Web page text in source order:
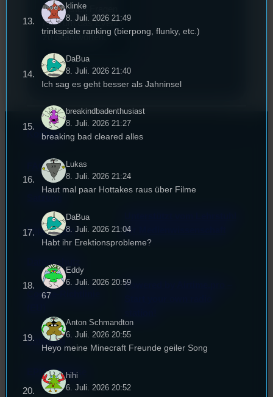
wichtigsten Fragen
rund um das Event
zu beantworten.
Kontakt
FAQ
Impressum
Datenschutz
Cookie-Richtlinie
Empfang
EPK & Presse
für Medienwissenschaft
Powered by Airtime.pro –
klinke
8. Juli. 2026 21:49
trinkspiele ranking (bierpong, flunky, etc.)
DaBua
8. Juli. 2026 21:40
Ich sag es geht besser als Jahninsel
breakindbadenthusiast
8. Juli. 2026 21:27
breaking bad cleared alles
Lukas
8. Juli. 2026 21:24
Haut mal paar Hottakes raus über Filme
DaBua
8. Juli. 2026 21:04
Habt ihr Erektionsprobleme?
Eddy
6. Juli. 2026 20:59
67
Anton Schmandton
6. Juli. 2026 20:55
Heyo meine Minecraft Freunde geiler Song
hihi
6. Juli. 2026 20:52